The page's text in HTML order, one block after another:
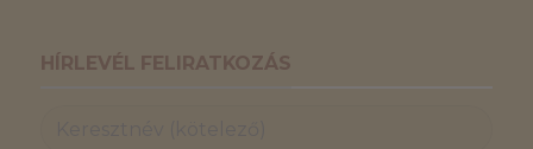
HÍRLEVÉL FELIRATKOZÁS